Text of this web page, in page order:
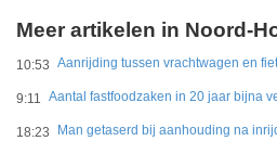
Meer artikelen in Noord-
10:53 Aanrijding tussen vrachtwagen en
9:11 Aantal fastfoodzaken in 20 jaar bijna
18:23 Man getaserd bij aanhouding na